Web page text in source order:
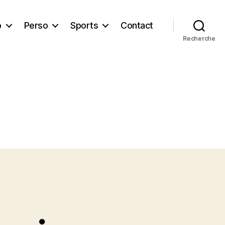
Perso Sports Contact
Recherche